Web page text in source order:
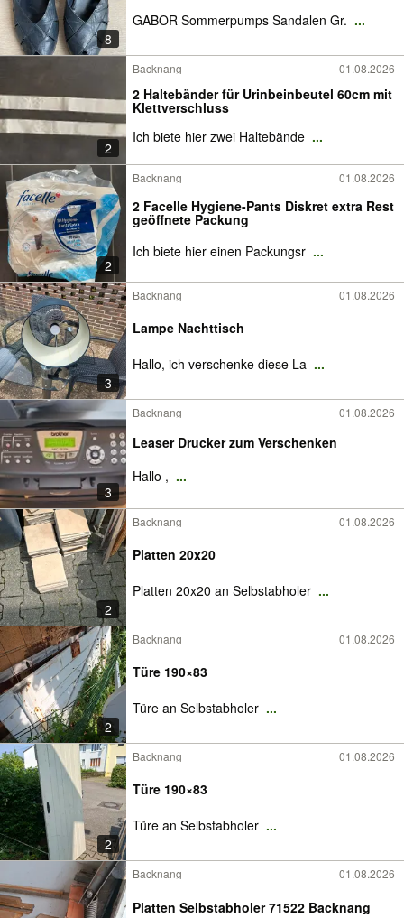
8
GABOR Sommerpumps Sandalen Gr. ...
2
Backnang 01.08.2026
2 Haltebänder für Urinbeinbeutel 60cm mit
Klettverschluss
Ich biete hier zwei Haltebände ...
2
Backnang 01.08.2026
2 Facelle Hygiene-Pants Diskret extra Rest
geöffnete Packung
Ich biete hier einen Packungsr ...
3
Backnang 01.08.2026
Lampe Nachttisch
Hallo, ich verschenke diese La ...
3
Backnang 01.08.2026
Leaser Drucker zum Verschenken
Hallo , ...
2
Backnang 01.08.2026
Platten 20x20
Platten 20x20 an Selbstabholer ...
2
Backnang 01.08.2026
Türe 190×83
Türe an Selbstabholer ...
2
Backnang 01.08.2026
Türe 190×83
Türe an Selbstabholer ...
Backnang 01.08.2026
Platten Selbstabholer 71522 Backnang